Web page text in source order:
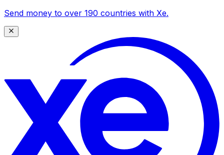
Send money to over 190 countries with Xe.